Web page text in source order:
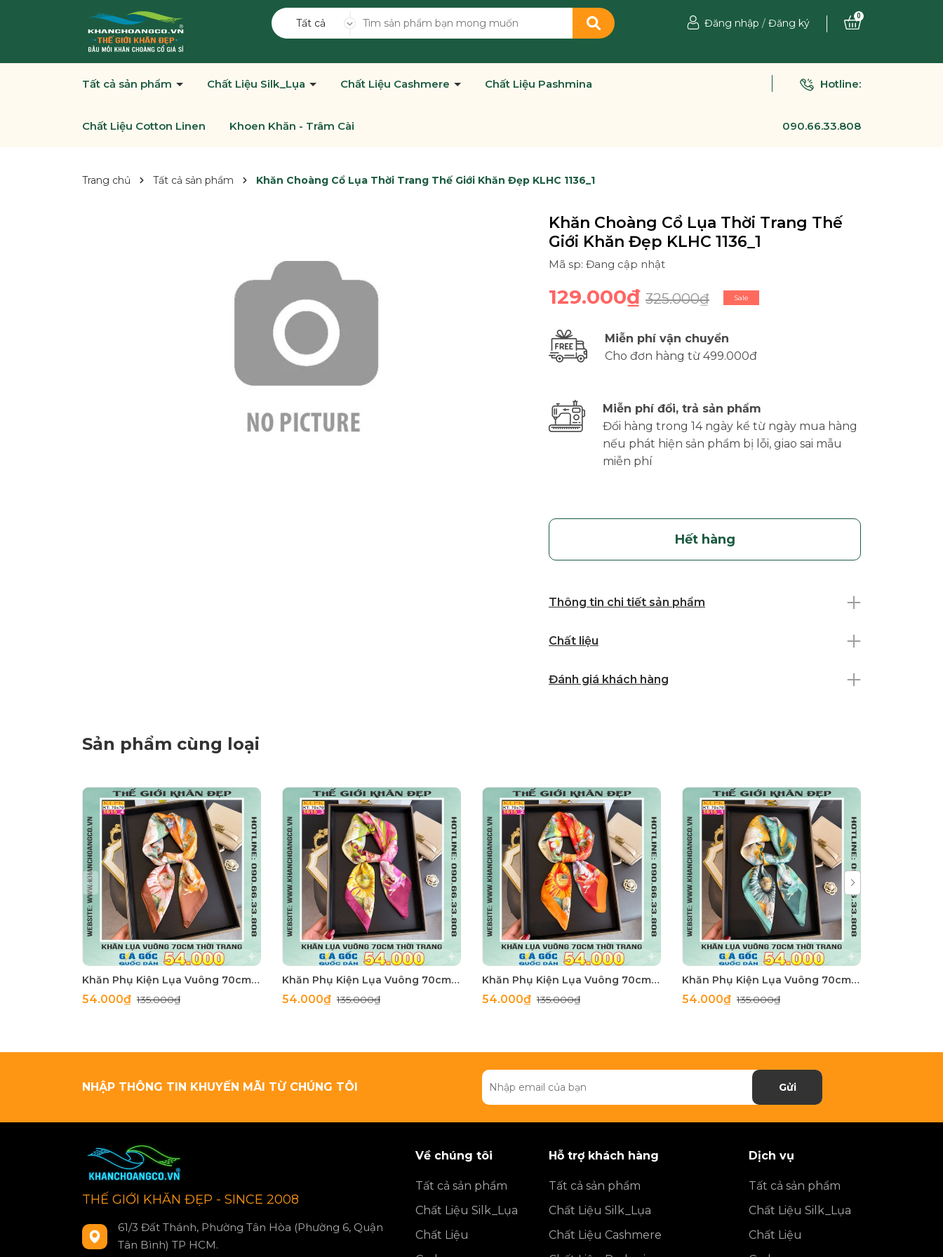
Tất cả Đăng nhập / Đăng ký
0
Tất cả sản phẩm Chất Liệu Silk_Lụa Chất Liệu Cashmere Chất Liệu Pashmina
Chất Liệu Cotton Linen Khoen Khăn - Trâm Cài
Hotline:
090.66.33.808
Trang chủ Tất cả sản phẩm Khăn Choàng Cổ Lụa Thời Trang Thế Giới Khăn Đẹp KLHC 1136_1
Khăn Choàng Cổ Lụa Thời Trang Thế
Giới Khăn Đẹp KLHC 1136_1
Mã sp: Đang cập nhật
129.000₫ 325.000₫ Sale
Miễn phí vận chuyển
Cho đơn hàng từ 499.000đ
Miễn phí đổi, trả sản phẩm
Đổi hàng trong 14 ngày kể từ ngày mua hàng
nếu phát hiện sản phẩm bị lỗi, giao sai mẫu
miễn phí
Hết hàng
Thông tin chi tiết sản phẩm
Chất liệu
Đánh giá khách hàng
Sản phẩm cùng loại
Khăn Phụ Kiện Lụa Vuông 70cm - Thế Giới Khăn Đẹp C1062_4
54.000₫135.000₫
Khăn Phụ Kiện Lụa Vuông 70cm - Thế Giới Khăn Đẹp C1062_3
54.000₫135.000₫
Khăn Phụ Kiện Lụa Vuông 70cm - Thế Giới Khăn Đẹp C1062_2
54.000₫135.000₫
Khăn Phụ Kiện Lụa Vuông 70cm - Thế Giới Khăn Đẹp C1062_1
54.000₫135.000₫
NHẬP THÔNG TIN KHUYẾN MÃI TỪ CHÚNG TÔI Gửi
THẾ GIỚI KHĂN ĐẸP - SINCE 2008
61/3 Đất Thánh, Phường Tân Hòa (Phường 6, Quận
Tân Bình) TP HCM.
Về chúng tôi
Tất cả sản phẩm
Chất Liệu Silk_Lụa
Chất Liệu
Hỗ trợ khách hàng
Tất cả sản phẩm
Chất Liệu Silk_Lụa
Chất Liệu Cashmere
Dịch vụ
Tất cả sản phẩm
Chất Liệu Silk_Lụa
Chất Liệu